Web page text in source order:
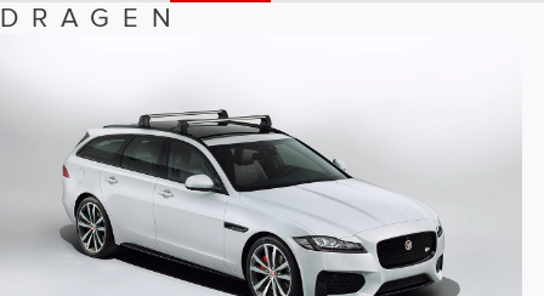
DRAGEN